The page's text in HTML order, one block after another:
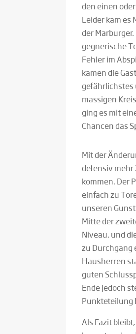
den einen
Leider kam es
der
gegnerische
Fehler im
kamen die
gefährlichstes
massigen
ging es mit
Chancen das
Mit der
defensiv
kommen. Der
einfach zu
unseren
Mitte der
Niveau, und
zu Durchgang
Hausherren
guten
Ende jedoch
Punkteteilung
Als Fazit